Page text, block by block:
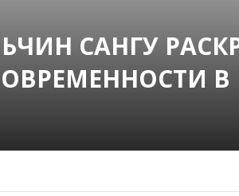
САНГУ